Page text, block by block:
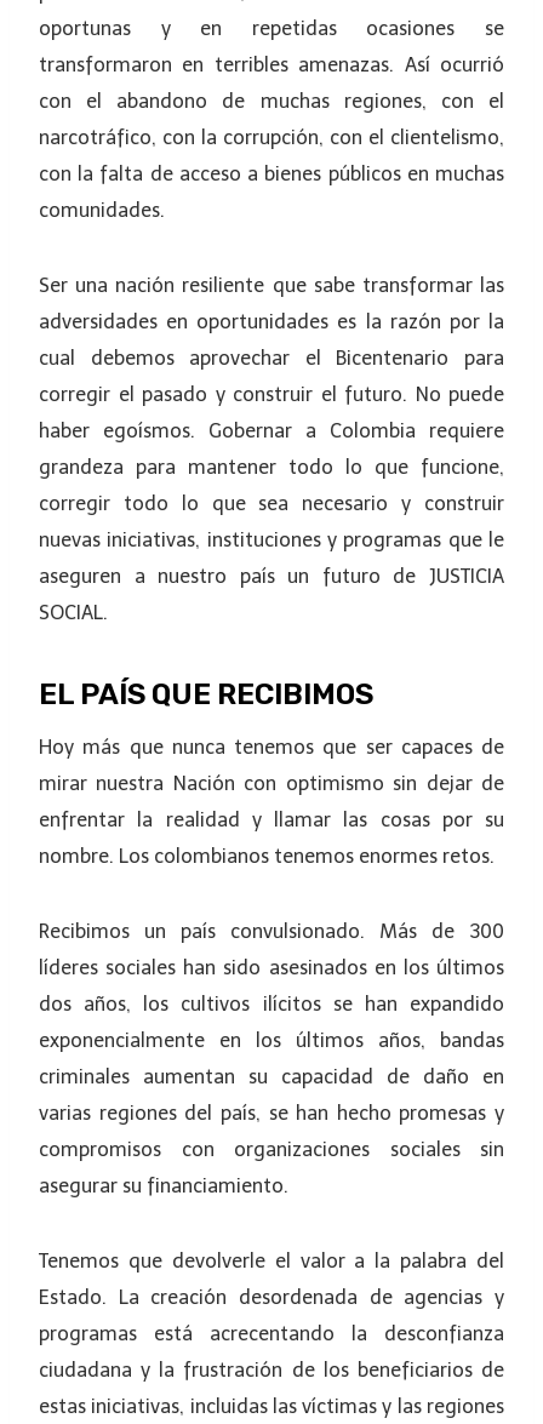
oportunas y en repetidas ocasiones se
transformaron en terribles amenazas. Así ocurrió
con el abandono de muchas regiones, con el
narcotráfico, con la corrupción, con el clientelismo,
con la falta de acceso a bienes públicos en muchas
comunidades.
Ser una nación resiliente que sabe transformar las
adversidades en oportunidades es la razón por la
cual debemos aprovechar el Bicentenario para
corregir el pasado y construir el futuro. No puede
haber egoísmos. Gobernar a Colombia requiere
grandeza para mantener todo lo que funcione,
corregir todo lo que sea necesario y construir
nuevas iniciativas, instituciones y programas que le
aseguren a nuestro país un futuro de JUSTICIA
SOCIAL.
EL PAÍS QUE RECIBIMOS
Hoy más que nunca tenemos que ser capaces de
mirar nuestra Nación con optimismo sin dejar de
enfrentar la realidad y llamar las cosas por su
nombre. Los colombianos tenemos enormes retos.
Recibimos un país convulsionado. Más de 300
líderes sociales han sido asesinados en los últimos
dos años, los cultivos ilícitos se han expandido
exponencialmente en los últimos años, bandas
criminales aumentan su capacidad de daño en
varias regiones del país, se han hecho promesas y
compromisos con organizaciones sociales sin
asegurar su financiamiento.
Tenemos que devolverle el valor a la palabra del
Estado. La creación desordenada de agencias y
programas está acrecentando la desconfianza
ciudadana y la frustración de los beneficiarios de
estas iniciativas, incluidas las víctimas y las regiones